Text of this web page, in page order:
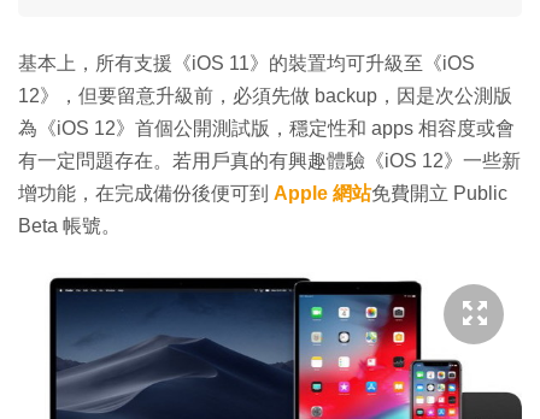
基本上，所有支援《iOS 11》的裝置均可升級至《iOS
12》，但要留意升級前，必須先做 backup，因是次公測版
為《iOS 12》首個公開測試版，穩定性和 apps 相容度或會
有一定問題存在。若用戶真的有興趣體驗《iOS 12》一些新
增功能，在完成備份後便可到 Apple 網站免費開立 Public
Beta 帳號。